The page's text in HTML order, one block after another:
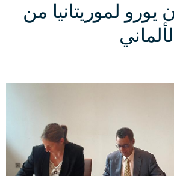
مليون يورو لموريتانيا من